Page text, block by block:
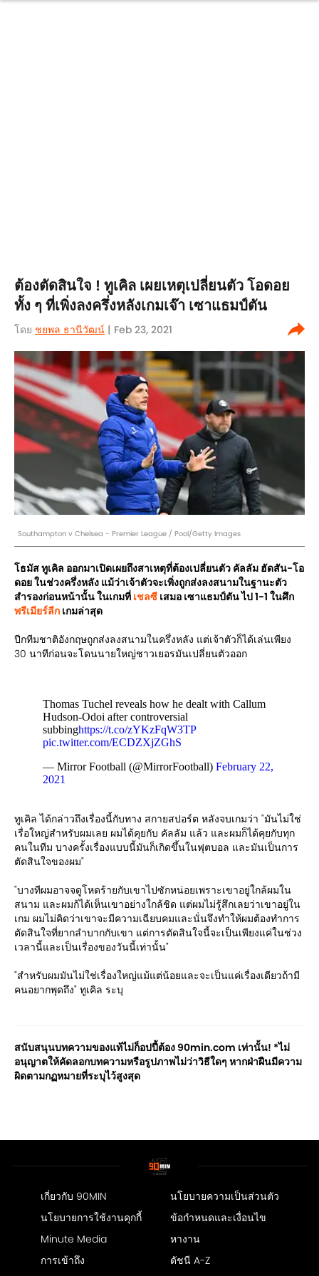
ต้องตัดสินใจ ! ทูเคิล เผยเหตุเปลี่ยนตัว โอดอย
ทั้ง ๆ ที่เพิ่งลงครึ่งหลังเกมเจ๊า เซาแธมป์ตัน
โดย ชยพล ธานีวัฒน์ | Feb 23, 2021
Southampton v Chelsea - Premier League / Pool/Getty Images
โธมัส ทูเคิล ออกมาเปิดเผยถึงสาเหตุที่ต้องเปลี่ยนตัว คัลลัม ฮัดสัน-โอ
ดอย ในช่วงครึ่งหลัง แม้ว่าเจ้าตัวจะเพิ่งถูกส่งลงสนามในฐานะตัว
สำรองก่อนหน้านั้น ในเกมที่ เชลซี เสมอ เซาแธมป์ตัน ไป 1-1 ในศึก
พรีเมียร์ลีก เกมล่าสุด
ปีกทีมชาติอังกฤษถูกส่งลงสนามในครึ่งหลัง แต่เจ้าตัวก็ได้เล่นเพียง
30 นาทีก่อนจะโดนนายใหญ่ชาวเยอรมันเปลี่ยนตัวออก
Thomas Tuchel reveals how he dealt with Callum
Hudson-Odoi after controversial
subbinghttps://t.co/zYKzFqW3TP
pic.twitter.com/ECDZXjZGhS
— Mirror Football (@MirrorFootball) February 22,
2021
ทูเคิล ได้กล่าวถึงเรื่องนี้กับทาง สกายสปอร์ต หลังจบเกมว่า "มันไม่ใช่
เรื่อใหญ่สำหรับผมเลย ผมได้คุยกับ คัลลัม แล้ว และผมก็ได้คุยกับทุก
คนในทีม บางครั้งเรื่องแบบนี้มันก็เกิดขึ้นในฟุตบอล และมันเป็นการ
ตัดสินใจของผม"
"บางทีผมอาจจดูโหดร้ายกับเขาไปซักหน่อยเพราะเขาอยู่ใกล้ผมใน
สนาม และผมก้ได้เห็นเขาอย่างใกล้ชิด แต่ผมไม่รู้สึกเลยว่าเขาอยู่ใน
เกม ผมไม่คิดว่าเขาจะมีความเฉียบคมและนั่นจึงทำให้ผมต้องทำการ
ตัดสินใจที่ยากลำบากกับเขา แต่การตัดสินใจนี้จะเป็นเพียงแค่ในช่วง
เวลานี้และเป็นเรื่องของวันนี้เท่านั้น"
"สำหรับผมมันไม่ใช่เรื่องใหญ่แม้แต่น้อยและจะเป็นแค่เรื่องเดียวถ้ามี
คนอยากพุดถึง" ทูเคิล ระบุ
สนับสนุนบทความของแท้ไม่ก็อปปี้ต้อง 90min.com เท่านั้น! *ไม่
อนุญาตให้คัดลอกบทความหรือรูปภาพไม่ว่าวิธีใดๆ หากฝ่าฝืนมีความ
ผิดตามกฏหมายที่ระบุไว้สูงสุด
เกี่ยวกับ 90MIN
นโยบายความเป็นส่วนตัว
นโยบายการใช้งานคุกกี้
ข้อกำหนดและเงื่อนไข
Minute Media
หางาน
การเข้าถึง
ดัชนี A-Z